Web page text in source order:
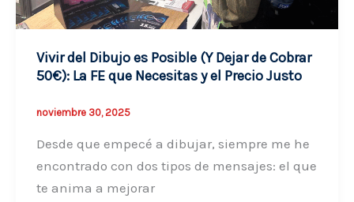
papel
sin
morir
en
intento
Vivir del Dibujo es Posible (Y Dejar de Cobrar
50€): La FE que Necesitas y el Precio Justo
noviembre 30, 2025
Desde que empecé a dibujar, siempre me he
encontrado con dos tipos de mensajes: el que
te anima a mejorar